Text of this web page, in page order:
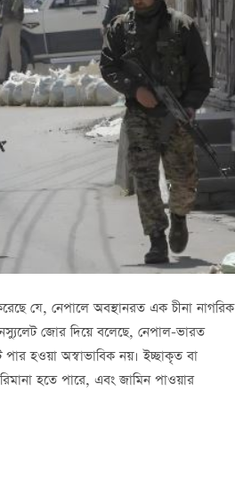
যে, নেপালে অবস্থানরত এক চীনা নাগরিক
জোর দিয়ে বলেছে, নেপাল-ভারত
হওয়া অস্বাভাবিক নয়। ইচ্ছাকৃত বা
হতে পারে, এবং জামিন পাওয়ার